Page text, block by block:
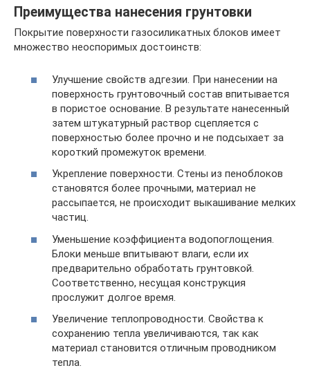
Преимущества нанесения грунтовки
Покрытие поверхности газосиликатных блоков имеет
множество неоспоримых достоинств:
Улучшение свойств адгезии. При нанесении на
поверхность грунтовочный состав впитывается
в пористое основание. В результате нанесенный
затем штукатурный раствор сцепляется с
поверхностью более прочно и не подсыхает за
короткий промежуток времени.
Укрепление поверхности. Стены из пеноблоков
становятся более прочными, материал не
рассыпается, не происходит выкашивание мелких
частиц.
Уменьшение коэффициента водопоглощения.
Блоки меньше впитывают влаги, если их
предварительно обработать грунтовкой.
Соответственно, несущая конструкция
прослужит долгое время.
Увеличение теплопроводности. Свойства к
сохранению тепла увеличиваются, так как
материал становится отличным проводником
тепла.